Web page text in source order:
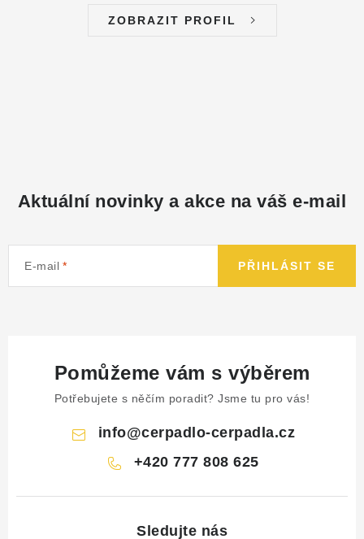
ZOBRAZIT PROFIL
Aktuální novinky a akce na váš e-mail
E-mail PŘIHLÁSIT SE
Pomůžeme vám s výběrem
Potřebujete s něčím poradit? Jsme tu pro vás!
info@cerpadlo-cerpadla.cz
+420 777 808 625